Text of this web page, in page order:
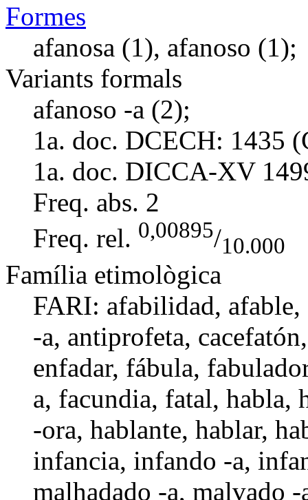
Formes
afanosa (1), afanoso (1);
Variants formals
afanoso -a (2);
1a. doc. DCECH: 1435
1a. doc. DICCA-XV
Freq. abs. 2
Freq. rel. 0,00895/10.000
Família etimològica
FARI: afabilidad, afable,
-a, antiprofeta, cacefatón
enfadar, fábula,
a, facundia, fatal, habla,
-ora, hablante, hablar,
infancia, infando -a,
malhadado -a, malvado -